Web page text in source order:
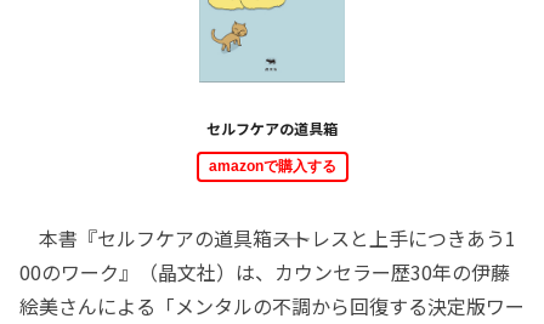
セルフケアの道具箱
amazonで購入する
本書『セルフケアの道具箱――ストレスと上手につきあう1
00のワーク』（晶文社）は、カウンセラー歴30年の伊藤
絵美さんによる「メンタルの不調から回復する決定版ワー